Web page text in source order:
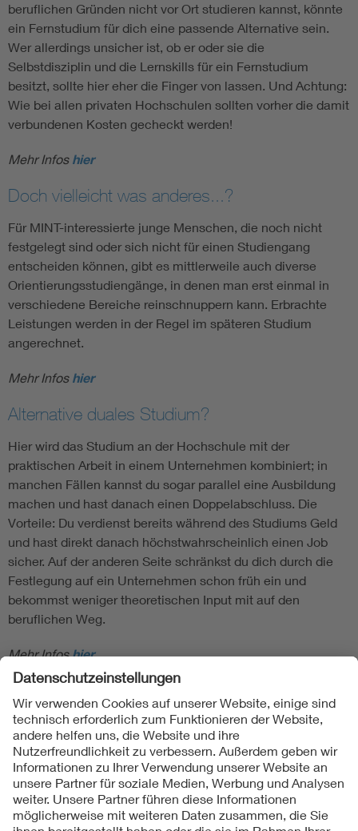
beruflichen Gründen nicht vor Ort studieren kannst, könnte
ein Fernstudium für dich eine passende Alternative sein.
Wer allerdings unsicher ist, ob er oder sie die
Selbstdisziplin und die Lernskills für ein Fernstudium
besitzt, sollte hier eher die Finger von lassen. Und Achtung:
Wie bei allen privaten Hochschulen sollten vorher die damit
verbundenen Kosten gecheckt werden!
Mehr Infos hier
Doch vielleicht was anderes...?
Für MINT-interessierte junge Menschen, die noch nicht
festgelegt sind oder sich nicht für einen Studiengang
entscheiden können, gibt es mittlerweile auch diverse
Orientierungsstudiengänge, in denen man erst einmal in
verschiedene Bereiche reinschnuppern kann. Erbrachte
Leistungen werden in der Regel im späteren Studium
angerechnet.
Mehr Infos hier
Alternative duales Studium?
Hier wird das Studium an der Hochschule mit der
praktischen Arbeit in einem Unternehmen kombiniert; in
manchen Fällen kannst du sogar parallel eine Ausbildung
machen und hast danach einen Doppelabschluss. Die
Vorteile: Du verdienst bereits während des Studiums Geld
und hast direkt danach höchstwahrscheinlich einen Job
sicher. Auf der anderen Seite schränkst du dich durch die
Festlegung auf ein Unternehmen schon früh ein und
bekommst weniger theoretischen Input mit auf den
beruflichen Weg.
Mehr Infoshier
Folgen Sie uns